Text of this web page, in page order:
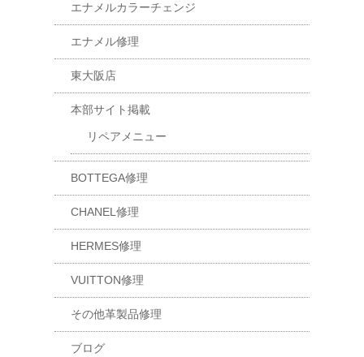
エナメルカラーチェンジ
エナメル修理
東大阪店
本部サイト掲載
リペアメニュー
BOTTEGA修理
CHANEL修理
HERMES修理
VUITTON修理
その他革製品修理
ブログ